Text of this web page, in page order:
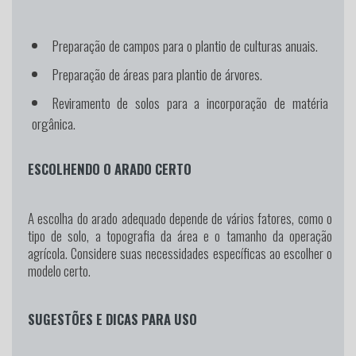
Preparação de campos para o plantio de culturas anuais.
Preparação de áreas para plantio de árvores.
Reviramento de solos para a incorporação de matéria
orgânica.
ESCOLHENDO O ARADO CERTO
A escolha do arado adequado depende de vários fatores, como o
tipo de solo, a topografia da área e o tamanho da operação
agrícola. Considere suas necessidades específicas ao escolher o
modelo certo.
SUGESTÕES E DICAS PARA USO